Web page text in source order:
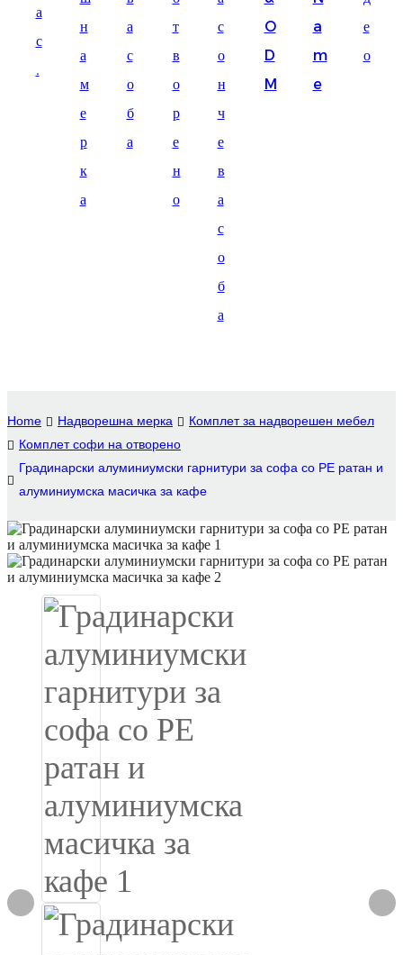
lietuvių
svenska
አማርኛ
а
с
.
н
а
м
е
р
к
а
а
с
о
б
а
т
в
о
р
е
н
о
с
о
н
ч
е
в
а
с
о
б
а
O
D
M
a
m
e
е
о
Home Надворешна мерка
Комплет за надворешен мебел
Комплет софи на отворено
Градинарски алуминиумски гарнитури за софа со PE ратан и
алуминиумска масичка за кафе